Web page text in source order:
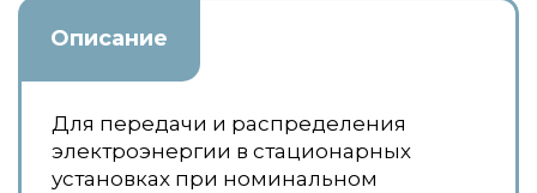
Описание
Для передачи и распределения
электроэнергии в стационарных
установках при номинальном